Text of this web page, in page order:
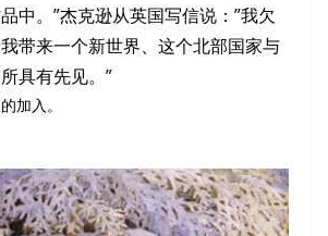
中。”杰克逊从英国写信说：”我欠
带来一个新世界、这个北部国家与
具有先见。”
加入。